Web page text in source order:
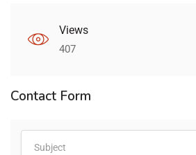
Views
407
Contact Form